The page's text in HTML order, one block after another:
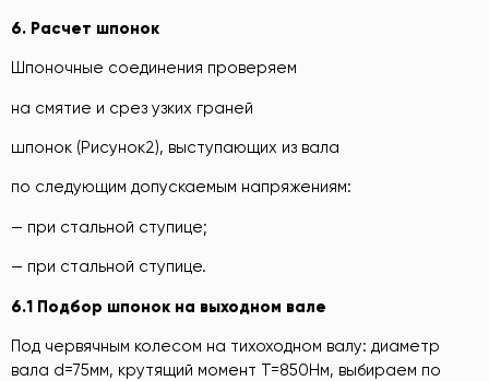
6. Расчет шпонок
Шпоночные соединения проверяем
на смятие и срез узких граней
шпонок (Рисунок2), выступающих из вала
по следующим допускаемым напряжениям:
— при стальной ступице;
— при стальной ступице.
6.1 Подбор шпонок на выходном вале
Под червячным колесом на тихоходном валу: диаметр
вала d=75мм, крутящий момент Т=850Нм, выбираем по